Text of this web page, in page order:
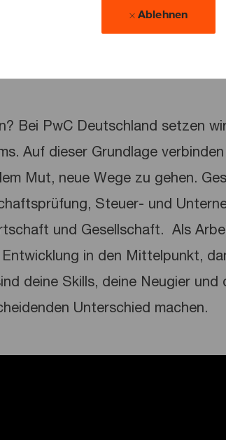
Ablehnen
Bei PwC Deutschland setzen
Auf dieser Grundlage
Mut, neue Wege zu gehen.
Steuer- und
und Gesellschaft. ​ Als
in den Mittelpunkt,
deine Skills, deine Neugier und
Unterschied machen.